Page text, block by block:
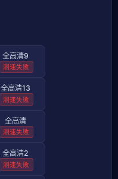
全高清9
测速失败
全高清13
测速失败
全高清
测速失败
全高清2
测速失败